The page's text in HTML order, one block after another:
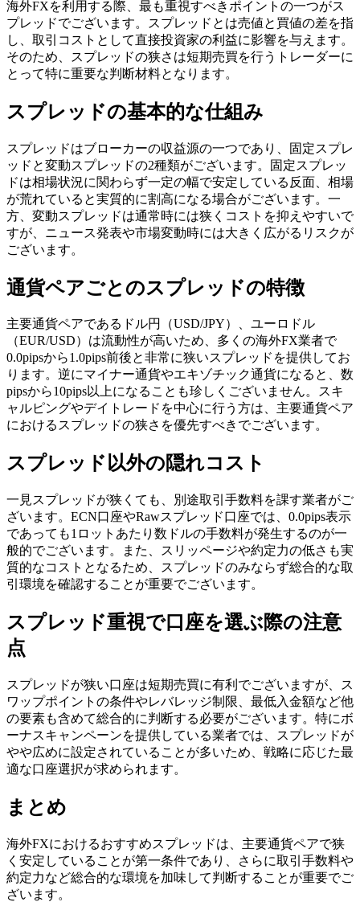
海外FXを利用する際、最も重視すべきポイントの一つがス
プレッドでございます。スプレッドとは売値と買値の差を指
し、取引コストとして直接投資家の利益に影響を与えます。
そのため、スプレッドの狭さは短期売買を行うトレーダーに
とって特に重要な判断材料となります。
スプレッドの基本的な仕組み
スプレッドはブローカーの収益源の一つであり、固定スプレ
ッドと変動スプレッドの2種類がございます。固定スプレッ
ドは相場状況に関わらず一定の幅で安定している反面、相場
が荒れていると実質的に割高になる場合がございます。一
方、変動スプレッドは通常時には狭くコストを抑えやすいで
すが、ニュース発表や市場変動時には大きく広がるリスクが
ございます。
通貨ペアごとのスプレッドの特徴
主要通貨ペアであるドル円（USD/JPY）、ユーロドル
（EUR/USD）は流動性が高いため、多くの海外FX業者で
0.0pipsから1.0pips前後と非常に狭いスプレッドを提供してお
ります。逆にマイナー通貨やエキゾチック通貨になると、数
pipsから10pips以上になることも珍しくございません。スキ
ャルピングやデイトレードを中心に行う方は、主要通貨ペア
におけるスプレッドの狭さを優先すべきでございます。
スプレッド以外の隠れコスト
一見スプレッドが狭くても、別途取引手数料を課す業者がご
ざいます。ECN口座やRawスプレッド口座では、0.0pips表示
であっても1ロットあたり数ドルの手数料が発生するのが一
般的でございます。また、スリッページや約定力の低さも実
質的なコストとなるため、スプレッドのみならず総合的な取
引環境を確認することが重要でございます。
スプレッド重視で口座を選ぶ際の注意
点
スプレッドが狭い口座は短期売買に有利でございますが、ス
ワップポイントの条件やレバレッジ制限、最低入金額など他
の要素も含めて総合的に判断する必要がございます。特にボ
ーナスキャンペーンを提供している業者では、スプレッドが
やや広めに設定されていることが多いため、戦略に応じた最
適な口座選択が求められます。
まとめ
海外FXにおけるおすすめスプレッドは、主要通貨ペアで狭
く安定していることが第一条件であり、さらに取引手数料や
約定力など総合的な環境を加味して判断することが重要でご
ざいます。